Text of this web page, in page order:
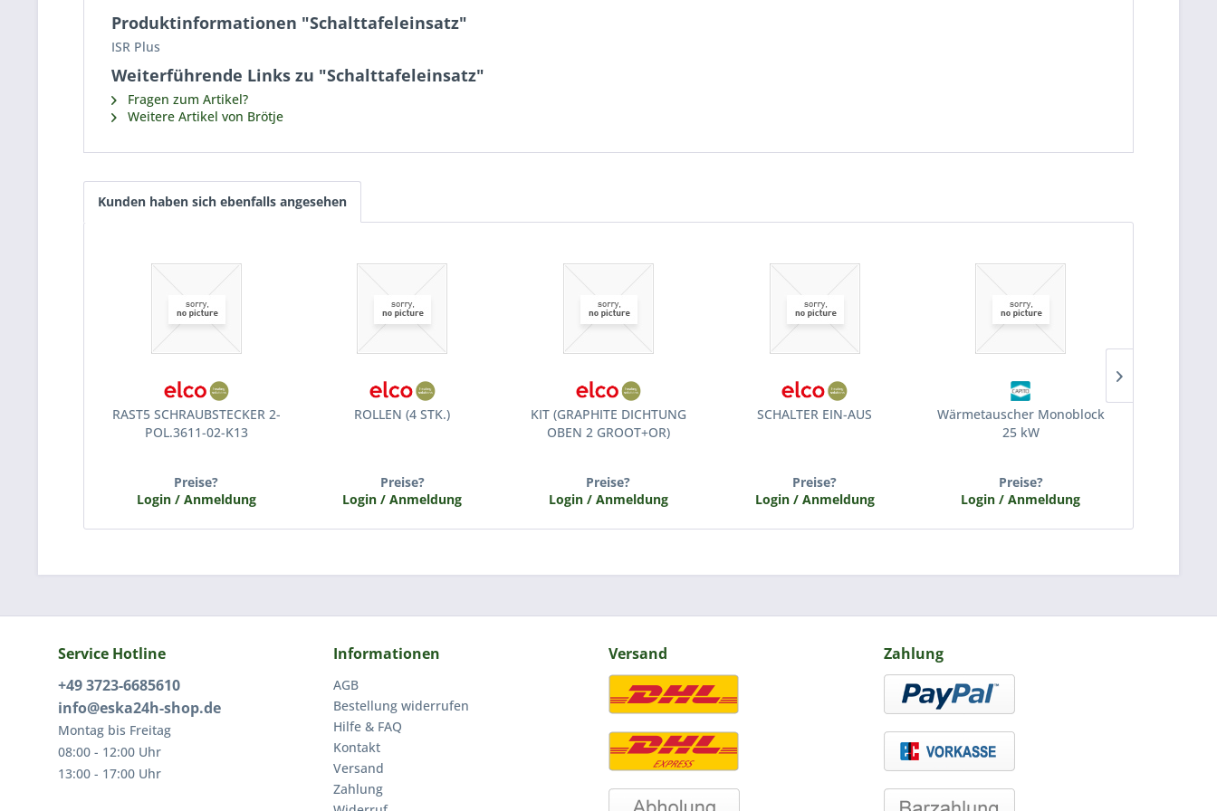
Produktinformationen "Schalttafeleinsatz"
ISR Plus
Weiterführende Links zu "Schalttafeleinsatz"
Fragen zum Artikel?
Weitere Artikel von Brötje
Kunden haben sich ebenfalls angesehen
RAST5 SCHRAUBSTECKER 2-
POL.3611-02-K13
Preise?
Login / Anmeldung
ROLLEN (4 STK.)
Preise?
Login / Anmeldung
KIT (GRAPHITE DICHTUNG
OBEN 2 GROOT+OR)
Preise?
Login / Anmeldung
SCHALTER EIN-AUS
Preise?
Login / Anmeldung
Wärmetauscher Monoblock
25 kW
Preise?
Login / Anmeldung
Service Hotline
+49 3723-6685610
info@eska24h-shop.de
Montag bis Freitag
08:00 - 12:00 Uhr
13:00 - 17:00 Uhr
Informationen
AGB
Bestellung widerrufen
Hilfe & FAQ
Kontakt
Versand
Zahlung
Versand Zahlung